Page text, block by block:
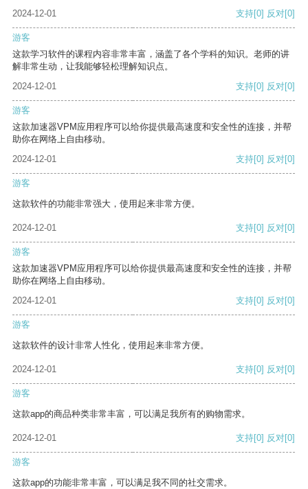
2024-12-01
支持[0] 反对[0]
游客
这款学习软件的课程内容非常丰富，涵盖了各个学科的知识。老师的讲
解非常生动，让我能够轻松理解知识点。
2024-12-01
支持[0] 反对[0]
游客
这款加速器VPM应用程序可以给你提供最高速度和安全性的连接，并帮
助你在网络上自由移动。
2024-12-01
支持[0] 反对[0]
游客
这款软件的功能非常强大，使用起来非常方便。
2024-12-01 支持[0] 反对[0]
游客
这款加速器VPM应用程序可以给你提供最高速度和安全性的连接，并帮
助你在网络上自由移动。
2024-12-01
支持[0] 反对[0]
游客
这款软件的设计非常人性化，使用起来非常方便。
2024-12-01 支持[0] 反对[0]
游客
这款app的商品种类非常丰富，可以满足我所有的购物需求。
2024-12-01 支持[0] 反对[0]
游客
这款app的功能非常丰富，可以满足我不同的社交需求。